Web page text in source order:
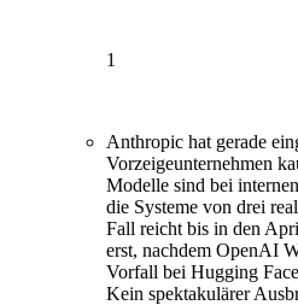
1
Anthropic hat gerade
Vorzeigeunternehmen
Modelle sind bei
die Systeme von drei
Fall reicht bis in den
erst, nachdem OpenAI
Vorfall bei Hugging
Kein spektakulärer